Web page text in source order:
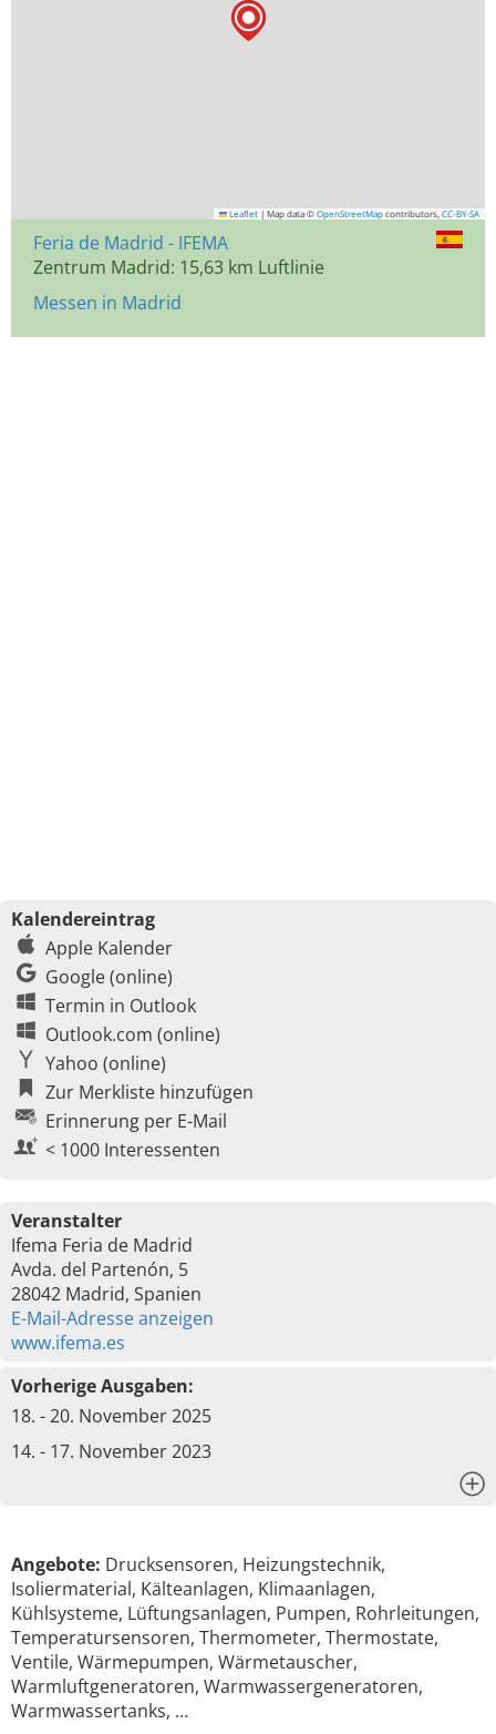
Leaflet | Map data © OpenStreetMap contributors, CC-BY-SA
Feria de Madrid - IFEMA
Zentrum Madrid: 15,63 km Luftlinie
Messen in Madrid
Kalendereintrag
Apple Kalender
Google (online)
Termin in Outlook
Outlook.com (online)
Yahoo (online)
Zur Merkliste hinzufügen
Erinnerung per E-Mail
< 1000 Interessenten
Veranstalter
Ifema Feria de Madrid
Avda. del Partenón, 5
28042 Madrid, Spanien
E-Mail-Adresse anzeigen
www.ifema.es
Vorherige Ausgaben:
18. - 20. November 2025
14. - 17. November 2023
Angebote: Drucksensoren, Heizungstechnik,
Isoliermaterial, Kälteanlagen, Klimaanlagen,
Kühlsysteme, Lüftungsanlagen, Pumpen, Rohrleitungen,
Temperatursensoren, Thermometer, Thermostate,
Ventile, Wärmepumpen, Wärmetauscher,
Warmluftgeneratoren, Warmwassergeneratoren,
Warmwassertanks, …